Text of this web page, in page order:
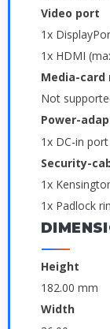
Video port
1x
1x HDMI
Media-card
Not
Power-
1x DC-in
Security-
1x
1x Padlock
Height
182.00 mm
Width